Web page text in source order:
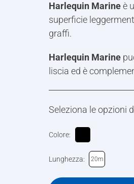
Harlequin Marineè
superficie
graffi.
Harlequin Marine
liscia ed è
Seleziona le opzioni
Colore:
Lunghezza: 20m